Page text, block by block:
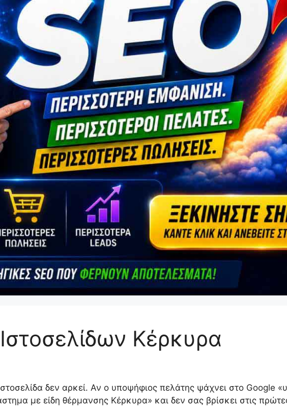
Κέρκυρα
δεν αρκεί. Αν ο υποψήφιος πελάτης ψάχνει στο Google
με είδη θέρμανσης Κέρκυρα» και δεν σας βρίσκει στις